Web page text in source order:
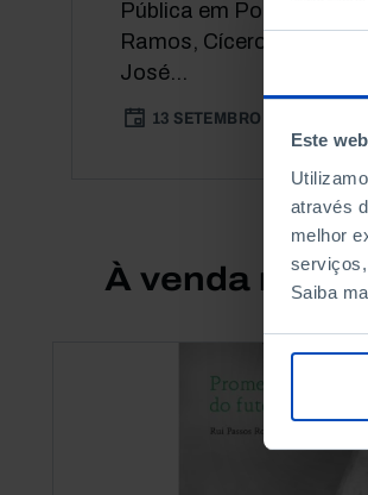
Este
através
melhor
Saiba
Pública em Portugal
Ramos, Cícero Pereira,
José...
13 SETEMBRO 2013
À venda na